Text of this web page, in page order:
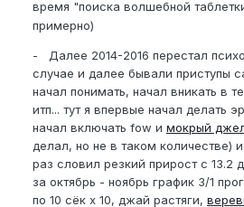
время "поиска волшебной
примерно)
- Далее 2014-2016 перестал
случае и далее бывали приступы
начал понимать, начал вникать в
итп... тут я впервые начал делать
начал включать fow и мокрый
делал, но не в таком количестве)
раз словил резкий прирост с 13.2
за октябрь - ноябрь график 3/1
по 10 сёк x 10, джай растяги,